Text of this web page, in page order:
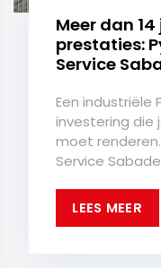
Meer dan
prestaties:
Service
Een industriële
investering die
moet
Service
LEES MEER